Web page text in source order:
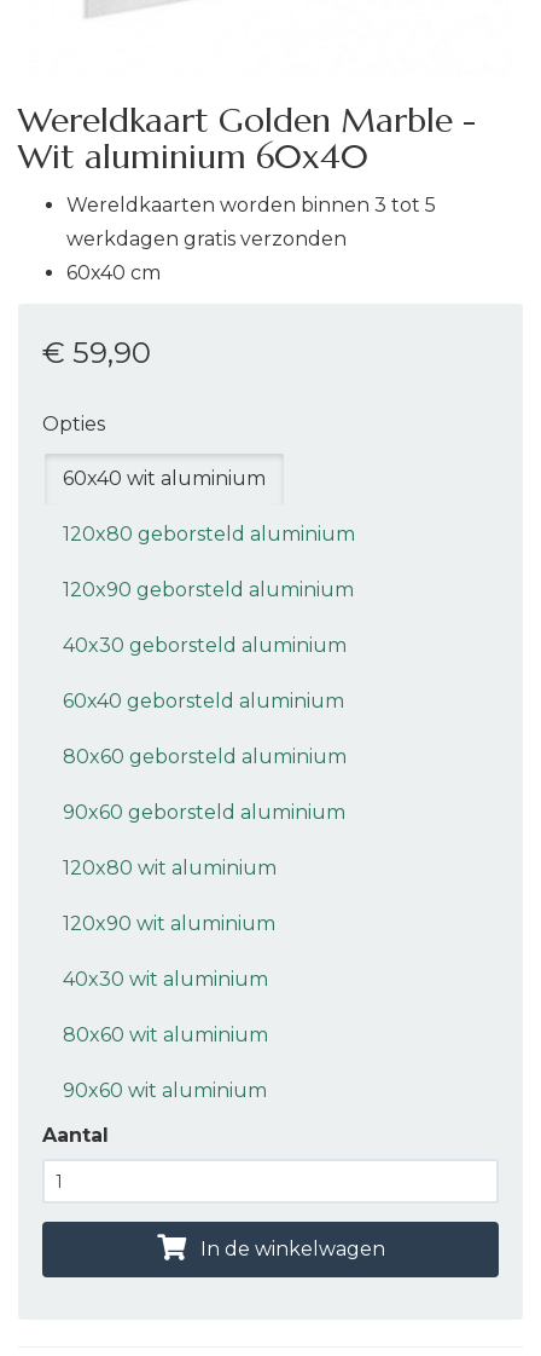
Wereldkaart Golden Marble -
Wit aluminium 60x40
Wereldkaarten worden binnen 3 tot 5
werkdagen gratis verzonden
60x40 cm
€ 59,90
Opties
60x40 wit aluminium
120x80 geborsteld aluminium
120x90 geborsteld aluminium
40x30 geborsteld aluminium
60x40 geborsteld aluminium
80x60 geborsteld aluminium
90x60 geborsteld aluminium
120x80 wit aluminium
120x90 wit aluminium
40x30 wit aluminium
80x60 wit aluminium
90x60 wit aluminium
Aantal
In de winkelwagen